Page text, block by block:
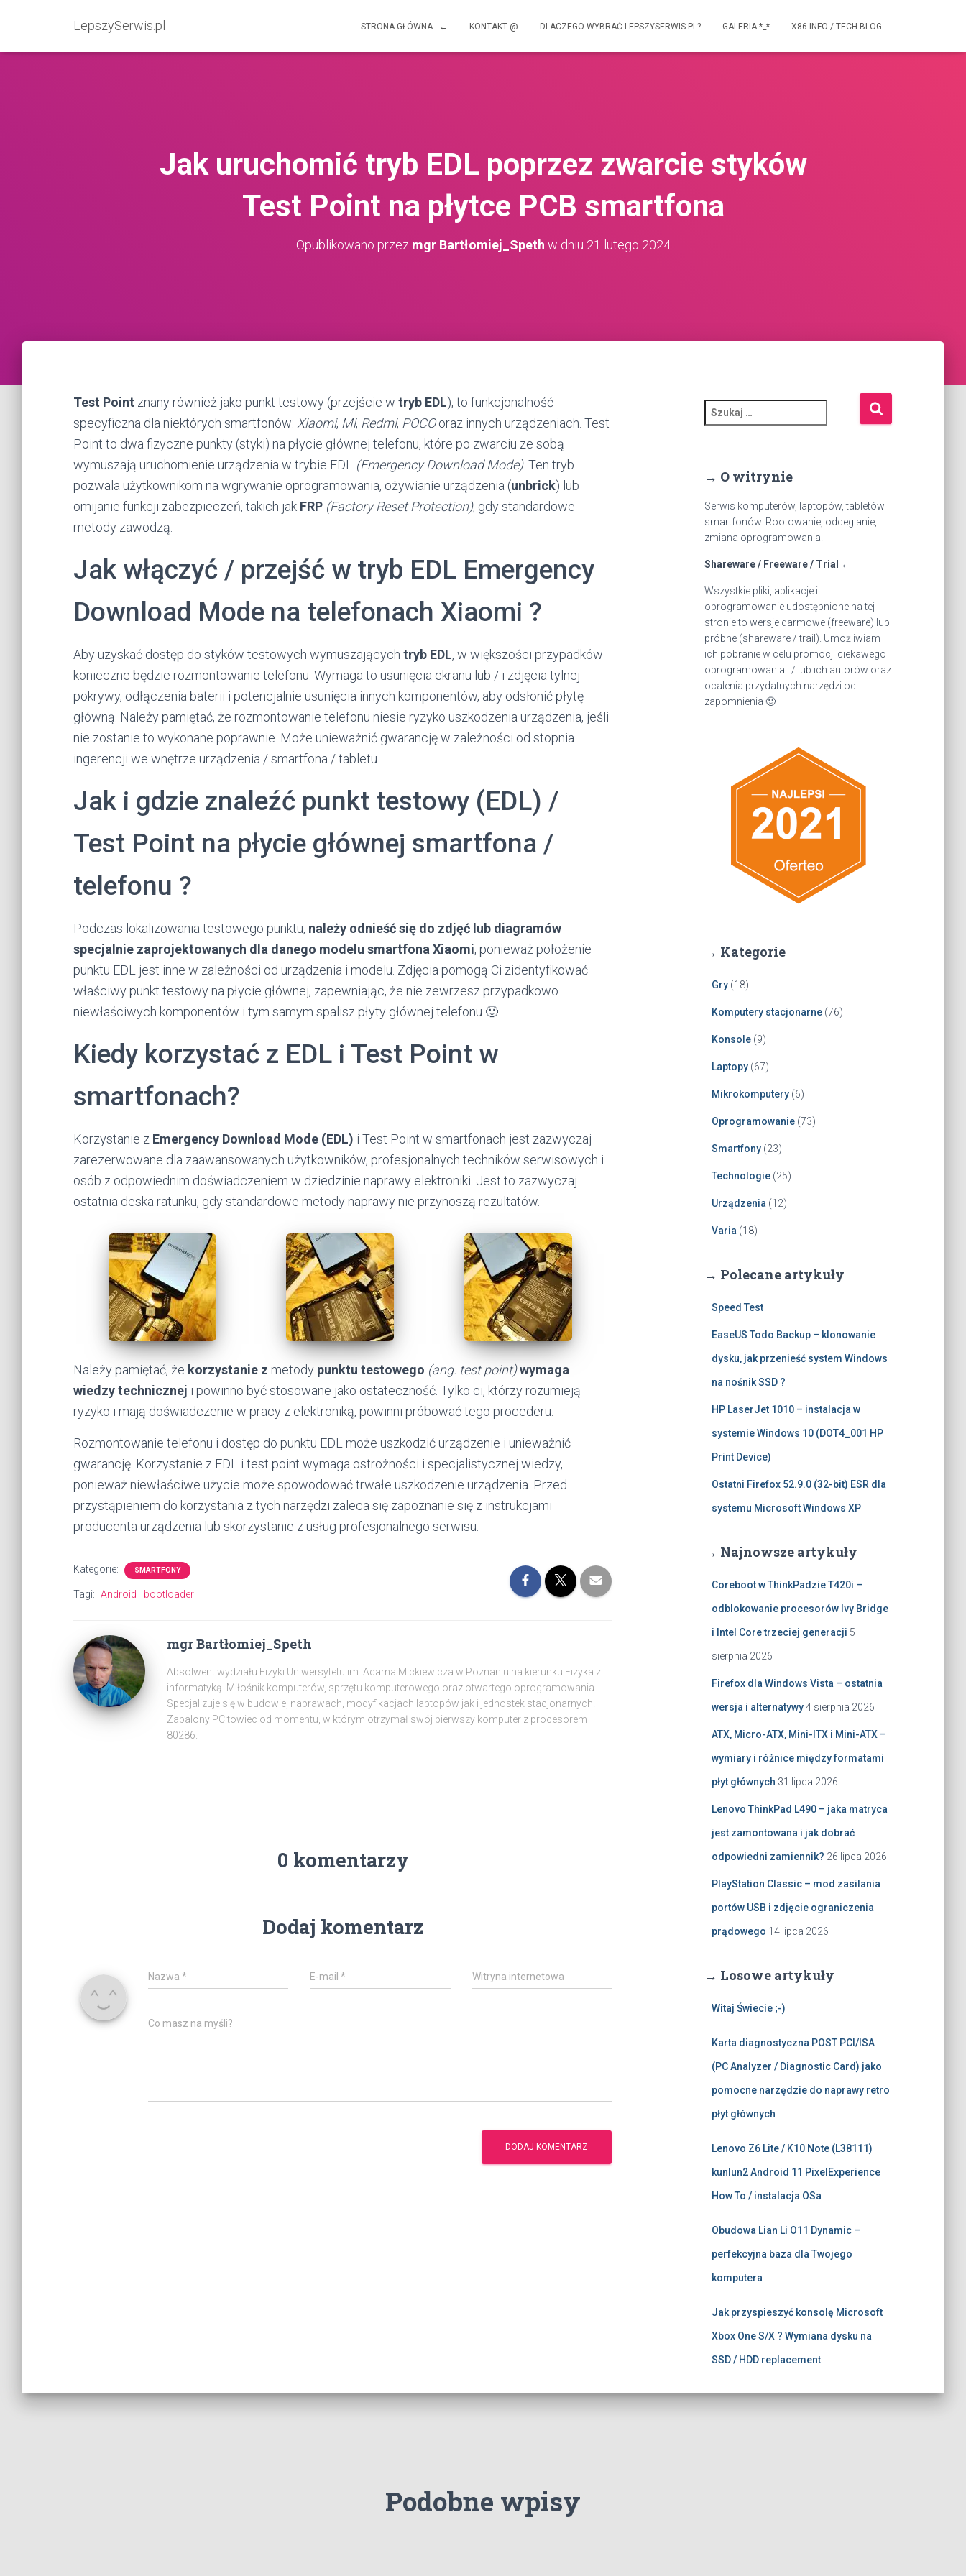
LepszySerwis.pl STRONA GŁÓWNA ← KONTAKT @ DLACZEGO WYBRAĆ LEPSZYSERWIS.PL? GALERIA *_* X86 INFO / TECH BLOG
Jak uruchomić tryb EDL poprzez zwarcie styków
Test Point na płytce PCB smartfona
Opublikowano przez mgr Bartłomiej_Speth w dniu 21 lutego 2024
Test Point znany również jako punkt testowy (przejście w tryb EDL), to funkcjonalność
specyficzna dla niektórych smartfonów: Xiaomi, Mi, Redmi, POCOoraz innych urządzeniach. Test
Point to dwa fizyczne punkty (styki) na płycie głównej telefonu, które po zwarciu ze sobą
wymuszają uruchomienie urządzenia w trybie EDL (Emergency Download Mode). Ten tryb
pozwala użytkownikom na wgrywanie oprogramowania, ożywianie urządzenia (unbrick) lub
omijanie funkcji zabezpieczeń, takich jak FRP (Factory Reset Protection), gdy standardowe
metody zawodzą.
Jak włączyć / przejść w tryb EDL Emergency
Download Mode na telefonach Xiaomi ?
Aby uzyskać dostęp do styków testowych wymuszających tryb EDL, w większości przypadków
konieczne będzie rozmontowanie telefonu. Wymaga to usunięcia ekranu lub / i zdjęcia tylnej
pokrywy, odłączenia baterii i potencjalnie usunięcia innych komponentów, aby odsłonić płytę
główną. Należy pamiętać, że rozmontowanie telefonu niesie ryzyko uszkodzenia urządzenia, jeśli
nie zostanie to wykonane poprawnie. Może unieważnić gwarancję w zależności od stopnia
ingerencji we wnętrze urządzenia / smartfona / tabletu.
Jak i gdzie znaleźć punkt testowy (EDL) /
Test Point na płycie głównej smartfona /
telefonu ?
Podczas lokalizowania testowego punktu, należy odnieść się do zdjęć lub diagramów
specjalnie zaprojektowanych dla danego modelu smartfona Xiaomi, ponieważ położenie
punktu EDL jest inne w zależności od urządzenia i modelu. Zdjęcia pomogą Ci zidentyfikować
właściwy punkt testowy na płycie głównej, zapewniając, że nie zewrzesz przypadkowo
niewłaściwych komponentów i tym samym spalisz płyty głównej telefonu 🙂
Kiedy korzystać z EDL i Test Point w
smartfonach?
Korzystanie z Emergency Download Mode (EDL) i Test Point w smartfonach jest zazwyczaj
zarezerwowane dla zaawansowanych użytkowników, profesjonalnych techników serwisowych i
osób z odpowiednim doświadczeniem w dziedzinie naprawy elektroniki. Jest to zazwyczaj
ostatnia deska ratunku, gdy standardowe metody naprawy nie przynoszą rezultatów.
Należy pamiętać, że korzystanie z metody punktu testowego (ang. test point)wymaga
wiedzy technicznej i powinno być stosowane jako ostateczność. Tylko ci, którzy rozumieją
ryzyko i mają doświadczenie w pracy z elektroniką, powinni próbować tego procederu.
Rozmontowanie telefonu i dostęp do punktu EDL może uszkodzić urządzenie i unieważnić
gwarancję. Korzystanie z EDL i test point wymaga ostrożności i specjalistycznej wiedzy,
ponieważ niewłaściwe użycie może spowodować trwałe uszkodzenie urządzenia. Przed
przystąpieniem do korzystania z tych narzędzi zaleca się zapoznanie się z instrukcjami
producenta urządzenia lub skorzystanie z usług profesjonalnego serwisu.
Kategorie: SMARTFONY
Tagi: Android bootloader
mgr Bartłomiej_Speth
Absolwent wydziału Fizyki Uniwersytetu im. Adama Mickiewicza w Poznaniu na kierunku Fizyka z
informatyką. Miłośnik komputerów, sprzętu komputerowego oraz otwartego oprogramowania.
Specjalizuje się w budowie, naprawach, modyfikacjach laptopów jak i jednostek stacjonarnych.
Zapalony PC'towiec od momentu, w którym otrzymał swój pierwszy komputer z procesorem
80286.
0 komentarzy
Dodaj komentarz
Nazwa * E-mail* Witryna internetowa
Co masz na myśli?
z
:
→ O witrynie
Serwis komputerów, laptopów, tabletów i
smartfonów. Rootowanie, odceglanie,
zmiana oprogramowania.
Shareware / Freeware / Trial ←
Wszystkie pliki, aplikacje i
oprogramowanie udostępnione na tej
stronie to wersje darmowe (freeware) lub
próbne (shareware / trail). Umożliwiam
ich pobranie w celu promocji ciekawego
oprogramowania i / lub ich autorów oraz
ocalenia przydatnych narzędzi od
zapomnienia 🙂
→ Kategorie
Gry(18)
Komputery stacjonarne(76)
Konsole(9)
Laptopy(67)
Mikrokomputery(6)
Oprogramowanie(73)
Smartfony(23)
Technologie(25)
Urządzenia (12)
Varia (18)
→ Polecane artykuły
Speed Test
EaseUS Todo Backup – klonowanie
dysku, jak przenieść system Windows
na nośnik SSD ?
HP LaserJet 1010 – instalacja w
systemie Windows 10 (DOT4_001 HP
Print Device)
Ostatni Firefox 52.9.0 (32-bit) ESR dla
systemu Microsoft Windows XP
→ Najnowsze artykuły
Coreboot w ThinkPadzie T420i –
odblokowanie procesorów Ivy Bridge
i Intel Core trzeciej generacji 5
sierpnia 2026
Firefox dla Windows Vista – ostatnia
wersja i alternatywy 4 sierpnia 2026
ATX, Micro-ATX, Mini-ITX i Mini-ATX –
wymiary i różnice między formatami
płyt głównych 31 lipca 2026
Lenovo ThinkPad L490 – jaka matryca
jest zamontowana i jak dobrać
odpowiedni zamiennik? 26 lipca 2026
PlayStation Classic – mod zasilania
portów USB i zdjęcie ograniczenia
prądowego 14 lipca 2026
→ Losowe artykuły
Witaj Świecie ;-)
Karta diagnostyczna POST PCI/ISA
(PC Analyzer / Diagnostic Card) jako
pomocne narzędzie do naprawy retro
płyt głównych
Lenovo Z6 Lite / K10 Note (L38111)
kunlun2 Android 11 PixelExperience
How To / instalacja OSa
Obudowa Lian Li O11 Dynamic –
perfekcyjna baza dla Twojego
komputera
Jak przyspieszyć konsolę Microsoft
Xbox One S/X ? Wymiana dysku na
SSD / HDD replacement
Podobne wpisy